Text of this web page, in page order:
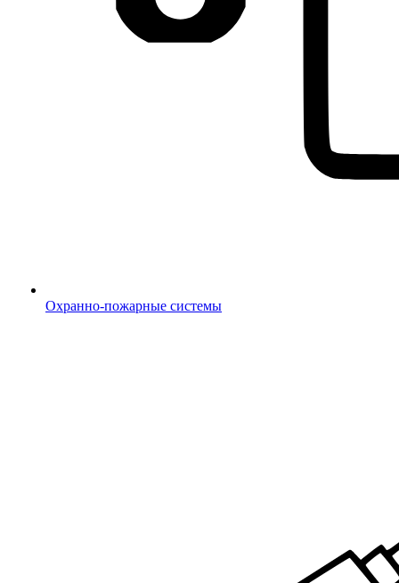
Охранно-пожарные системы